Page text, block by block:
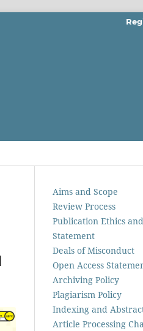
Aims and Scope
Review Process
Publication Ethics
Statement
Deals of Misconduct
Open Access
Archiving Policy
Plagiarism Policy
Indexing and
Article Processing